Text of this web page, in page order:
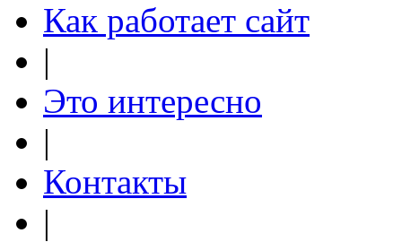
Как работает сайт
|
Это интересно
|
Контакты
|